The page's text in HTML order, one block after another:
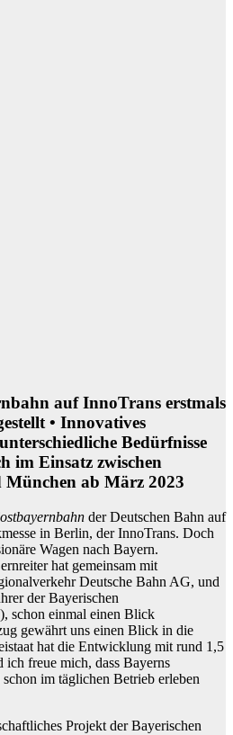
auf InnoTrans erstmals
• Innovatives
Bedürfnisse
im Einsatz zwischen
ab März 2023
der Deutschen Bahn auf
in Berlin, der InnoTrans. Doch
Wagen nach Bayern.
hat gemeinsam mit
Deutsche Bahn AG, und
der Bayerischen
schon einmal einen Blick
gewährt uns einen Blick in die
hat die Entwicklung mit rund 1,5
freue mich, dass Bayerns
im täglichen Betrieb erleben
Projekt der Bayerischen